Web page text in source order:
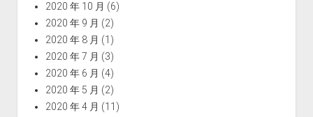
2020 年 10 月 (6)
2020 年 9 月 (2)
2020 年 8 月 (1)
2020 年 7 月 (3)
2020 年 6 月 (4)
2020 年 5 月 (2)
2020 年 4 月 (11)